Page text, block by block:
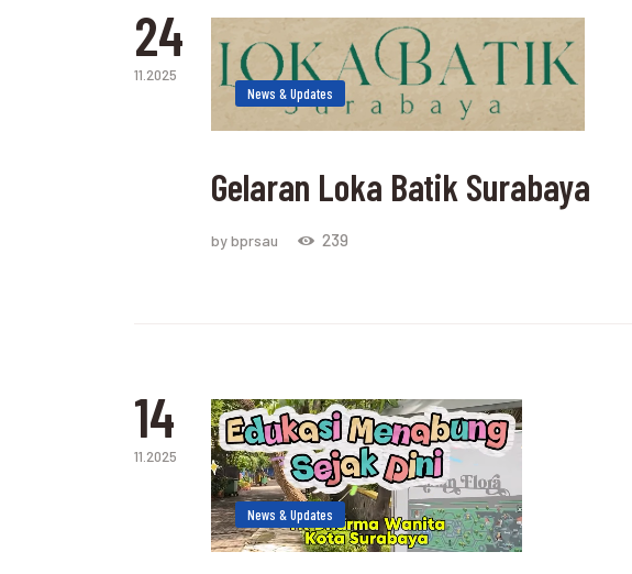
24
11.2025
News & Updates
Gelaran Loka Batik Surabaya
by bprsau 239
14
11.2025
News & Updates